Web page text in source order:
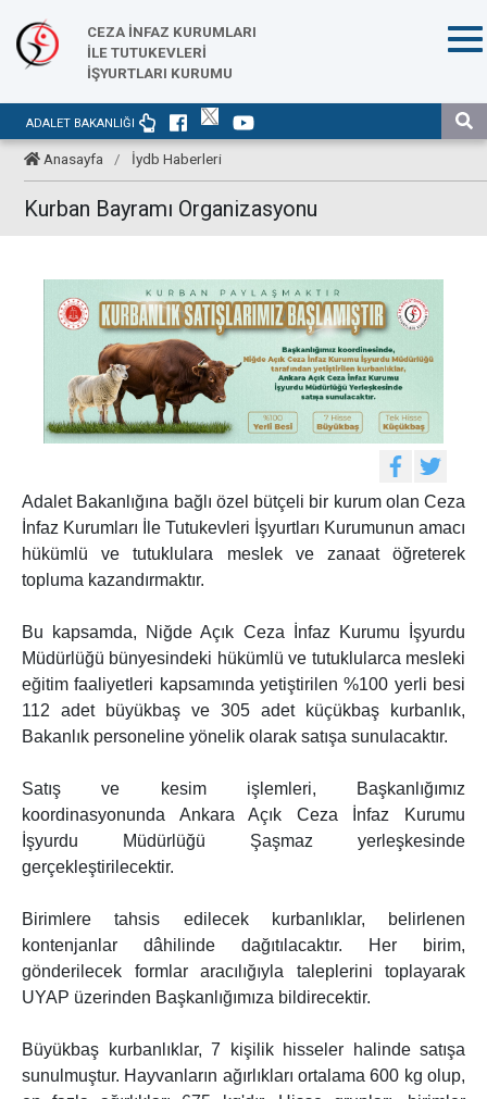
CEZA İNFAZ KURUMLARI
İLE TUTUKEVLERİ
İŞYURTLARI KURUMU
ADALET BAKANLIĞI
Anasayfa / İydb Haberleri
Kurban Bayramı Organizasyonu
Adalet Bakanlığına bağlı özel bütçeli bir kurum olan Ceza
İnfaz Kurumları İle Tutukevleri İşyurtları Kurumunun amacı
hükümlü ve tutuklulara meslek ve zanaat öğreterek
topluma kazandırmaktır.
Bu kapsamda, Niğde Açık Ceza İnfaz Kurumu İşyurdu
Müdürlüğü bünyesindeki hükümlü ve tutuklularca mesleki
eğitim faaliyetleri kapsamında yetiştirilen %100 yerli besi
112 adet büyükbaş ve 305 adet küçükbaş kurbanlık,
Bakanlık personeline yönelik olarak satışa sunulacaktır.
Satış ve kesim işlemleri, Başkanlığımız
koordinasyonunda Ankara Açık Ceza İnfaz Kurumu
İşyurdu Müdürlüğü Şaşmaz yerleşkesinde
gerçekleştirilecektir.
Birimlere tahsis edilecek kurbanlıklar, belirlenen
kontenjanlar dâhilinde dağıtılacaktır. Her birim,
gönderilecek formlar aracılığıyla taleplerini toplayarak
UYAP üzerinden Başkanlığımıza bildirecektir.
Büyükbaş kurbanlıklar, 7 kişilik hisseler halinde satışa
sunulmuştur. Hayvanların ağırlıkları ortalama 600 kg olup,